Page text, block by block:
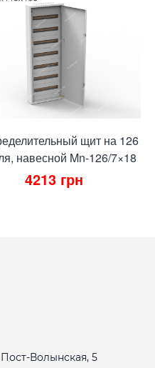
щит на 126
навесной Mn-126/7×18
4213 грн
Волынская, 5